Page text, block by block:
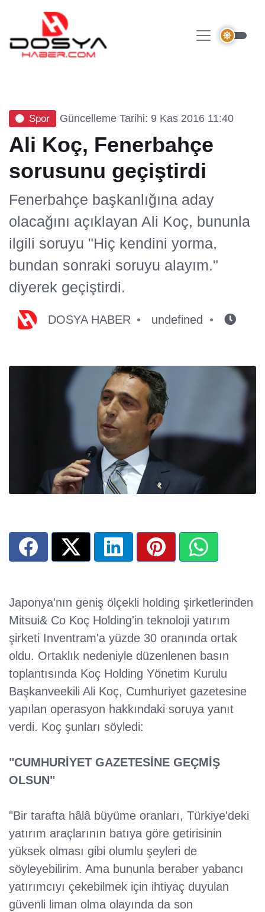
Spor Güncelleme Tarihi: 9 Kas 2016 11:40
Ali Koç, Fenerbahçe
sorusunu geçiştirdi
Fenerbahçe başkanlığına aday
olacağını açıklayan Ali Koç, bununla
ilgili soruyu "Hiç kendini yorma,
bundan sonraki soruyu alayım."
diyerek geçiştirdi.
DOSYA HABER undefined
Japonya'nın geniş ölçekli holding şirketlerinden
Mitsui& Co Koç Holding'in teknoloji yatırım
şirketi Inventram'a yüzde 30 oranında ortak
oldu. Ortaklık nedeniyle düzenlenen basın
toplantısında Koç Holding Yönetim Kurulu
Başkanveekili Ali Koç, Cumhuriyet gazetesine
yapılan operasyon hakkındaki soruya yanıt
verdi. Koç şunları söyledi:
"CUMHURİYET GAZETESİNE GEÇMİŞ
OLSUN"
"Bir tarafta hâlâ büyüme oranları, Türkiye'deki
yatırım araçlarının batıya göre getirisinin
yüksek olması gibi olumlu şeyleri de
söyleyebilirim. Ama bununla beraber yabancı
yatırımcıyı çekebilmek için ihtiyaç duyulan
güvenli liman olma olayında da son